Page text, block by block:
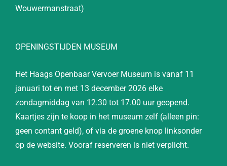
Wouwermanstraat)
OPENINGSTIJDEN MUSEUM
Het Haags Openbaar Vervoer Museum is vanaf 11
januari tot en met 13 december 2026 elke
zondagmiddag van 12.30 tot 17.00 uur geopend.
Kaartjes zijn te koop in het museum zelf (alleen pin:
geen contant geld), of via de groene knop linksonder
op de website. Vooraf reserveren is niet verplicht.